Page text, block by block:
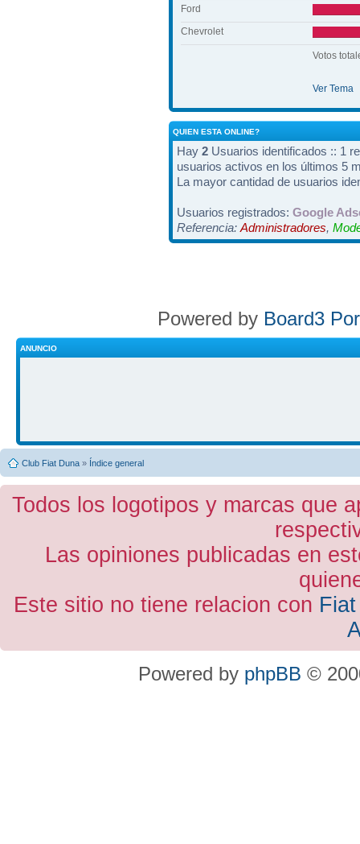
Ford
Chevrolet
Votos
Ver Tema
QUIEN ESTA ONLINE?
Hay 2 Usuarios identificados :: 1
usuarios activos en los últimos 5
La mayor cantidad de usuarios
Usuarios registrados: Google
Referencia: Administradores,
Powered by Board3
ANUNCIO
Club Fiat Duna » Índice general
Todos los logotipos y marcas que
Las opiniones publicadas en
Este sitio no tiene relacion con
Powered by phpBB ©